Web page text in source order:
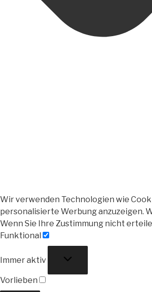
Wir verwenden Technologien wie
personalisierte Werbung anzuzeigen.
Wenn Sie Ihre Zustimmung nicht
Funktional
Immer aktiv
Vorlieben